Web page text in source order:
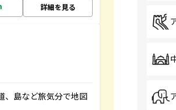
詳細を見る
、島など旅気分で地図